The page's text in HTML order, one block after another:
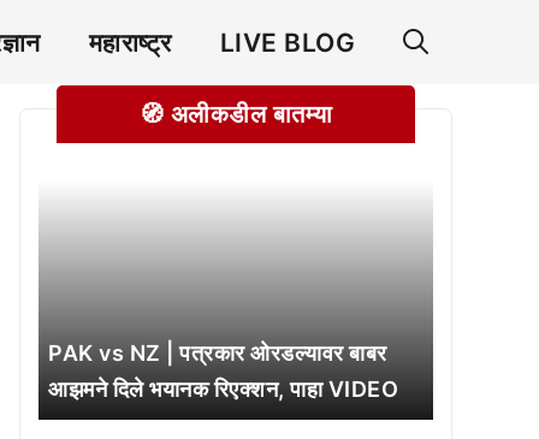
महाराष्ट्र LIVE BLOG
🧭 अलीकडील बातम्या
PAK vs NZ | पत्रकार ओरडल्यावर बाबर
आझमने दिले भयानक रिएक्शन, पाहा VIDEO